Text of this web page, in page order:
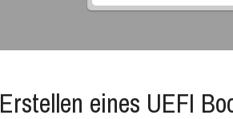
Erstellen eines UEFI